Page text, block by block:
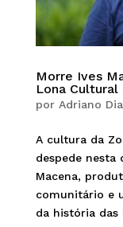
Morre Ives
Lona Cultural
por Adriano
A cultura da
despede nesta
Macena,
comunitário e
da história das